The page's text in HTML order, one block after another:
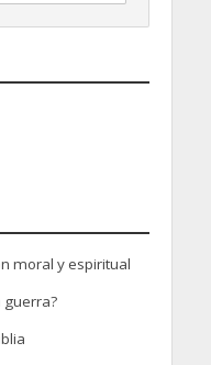
moral y espiritual
guerra?